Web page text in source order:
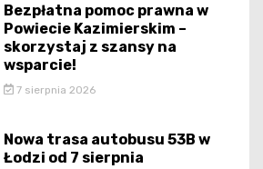
Bezpłatna pomoc prawna w
Powiecie Kazimierskim –
skorzystaj z szansy na
wsparcie!
7 sierpnia 2026
Nowa trasa autobusu 53B w
Łodzi od 7 sierpnia